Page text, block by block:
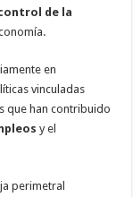
de la
en
vinculadas
que han contribuido
y el
perimetral